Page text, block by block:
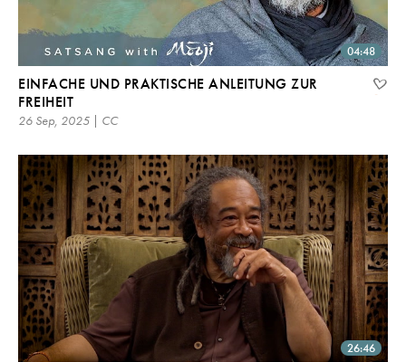
04:48
EINFACHE UND PRAKTISCHE ANLEITUNG ZUR
FREIHEIT
26 Sep, 2025 | CC
26:46